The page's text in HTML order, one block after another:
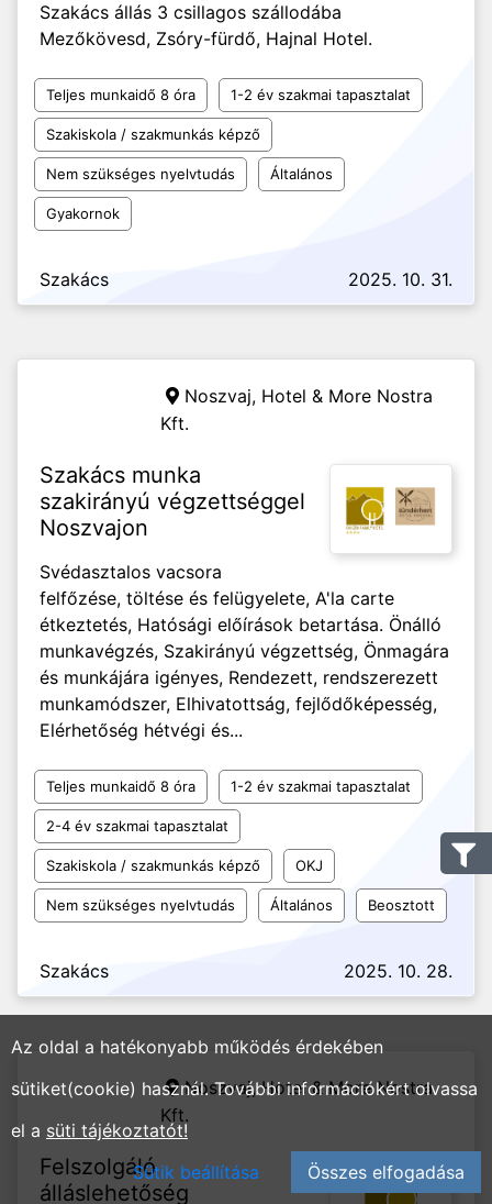
Szakács állás 3 csillagos szállodába
Mezőkövesd, Zsóry-fürdő, Hajnal Hotel.
Teljes munkaidő 8 óra 1-2 év szakmai tapasztalat
Szakiskola / szakmunkás képző
Nem szükséges nyelvtudás Általános
Gyakornok
Szakács 2025. 10. 31.
Noszvaj, Hotel & More Nostra
Kft.
Szakács munka
szakirányú végzettséggel
Noszvajon
Svédasztalos vacsora
felfőzése, töltése és felügyelete, A'la carte
étkeztetés, Hatósági előírások betartása. Önálló
munkavégzés, Szakirányú végzettség, Önmagára
és munkájára igényes, Rendezett, rendszerezett
munkamódszer, Elhivatottság, fejlődőképesség,
Elérhetőség hétvégi és...
Teljes munkaidő 8 óra 1-2 év szakmai tapasztalat
2-4 év szakmai tapasztalat
Szakiskola / szakmunkás képző OKJ
Nem szükséges nyelvtudás Általános Beosztott
Szakács 2025. 10. 28.
Noszvaj,Hotel & More Nostra
Kft.
Felszolgáló
álláslehetőség
Az oldal a hatékonyabb működés érdekében
sütiket(cookie) használ. További információkért olvassa
el a süti tájékoztatót!
Sütik beállítása
Összes elfogadása